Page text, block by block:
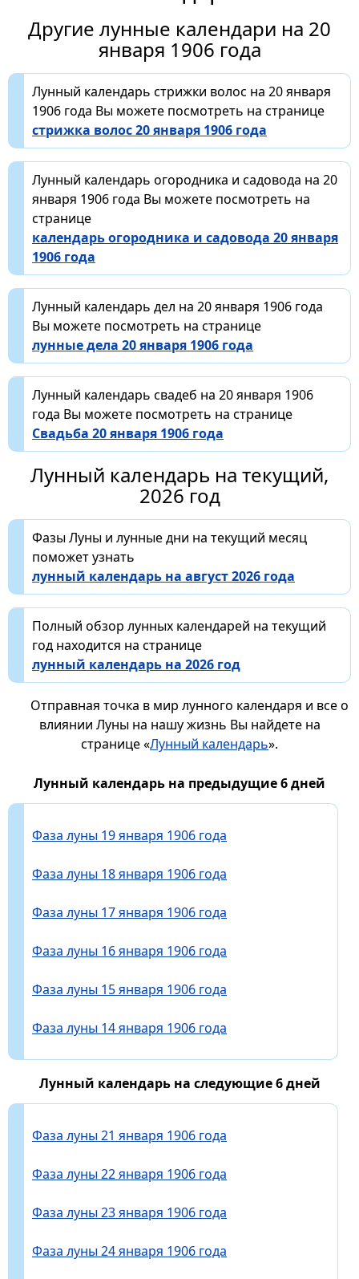
Другие лунные календари на 20
января 1906 года
Лунный календарь стрижки волос на 20 января
1906 года Вы можете посмотреть на странице
стрижка волос 20 января 1906 года
Лунный календарь огородника и садовода на 20
января 1906 года Вы можете посмотреть на
странице
календарь огородника и садовода 20 января
1906 года
Лунный календарь дел на 20 января 1906 года
Вы можете посмотреть на странице
лунные дела 20 января 1906 года
Лунный календарь свадеб на 20 января 1906
года Вы можете посмотреть на странице
Свадьба 20 января 1906 года
Лунный календарь на текущий,
2026 год
Фазы Луны и лунные дни на текущий месяц
поможет узнать
лунный календарь на август 2026 года
Полный обзор лунных календарей на текущий
год находится на странице
лунный календарь на 2026 год
Отправная точка в мир лунного календаря и все о
влиянии Луны на нашу жизнь Вы найдете на
странице «Лунный календарь».
Лунный календарь на предыдущие 6 дней
Фаза луны 19 января 1906 года
Фаза луны 18 января 1906 года
Фаза луны 17 января 1906 года
Фаза луны 16 января 1906 года
Фаза луны 15 января 1906 года
Фаза луны 14 января 1906 года
Лунный календарь на следующие 6 дней
Фаза луны 21 января 1906 года
Фаза луны 22 января 1906 года
Фаза луны 23 января 1906 года
Фаза луны 24 января 1906 года